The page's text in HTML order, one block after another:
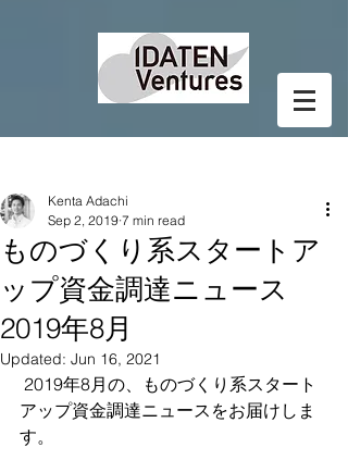
ものづくり系スタートア
ップ資金調達ニュース
2019年8月
Kenta Adachi
Sep 2, 2019 7 min read
Updated: Jun 16, 2021
アップ資金調達ニュースをお届けしま
す。